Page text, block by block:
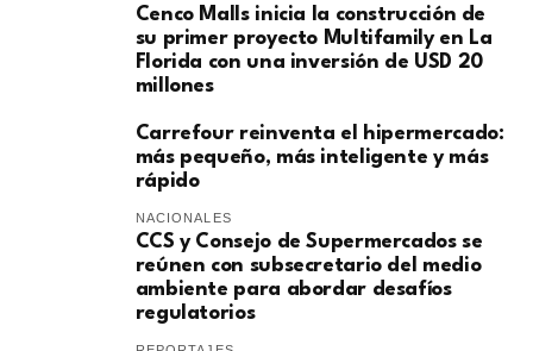
Cenco Malls inicia la construcción de
su primer proyecto Multifamily en La
Florida con una inversión de USD 20
millones
Carrefour reinventa el hipermercado:
más pequeño, más inteligente y más
rápido
NACIONALES
CCS y Consejo de Supermercados se
reúnen con subsecretario del medio
ambiente para abordar desafíos
regulatorios